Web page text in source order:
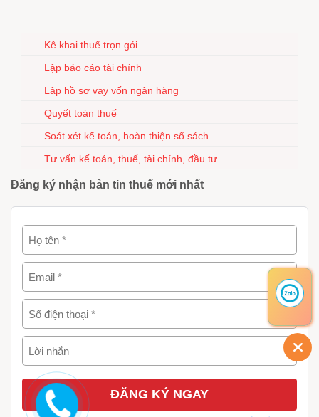
Kê khai thuế trọn gói
Lập báo cáo tài chính
Lập hồ sơ vay vốn ngân hàng
Quyết toán thuế
Soát xét kế toán, hoàn thiện sổ sách
Tư vấn kế toán, thuế, tài chính, đầu tư
Đăng ký nhận bản tin thuế mới nhất